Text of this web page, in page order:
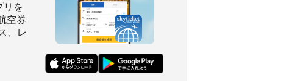
リを
空券
、レ